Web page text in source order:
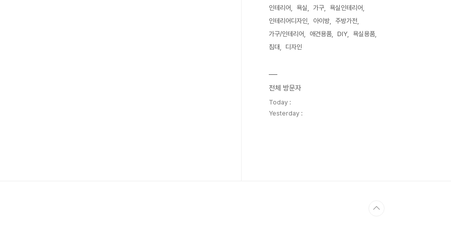
인테리어
욕실 가구
욕실인테리어
인테리어디자인
아이방
주방가전
가구/인테리어
애견용품 DIY
욕실용품
침대
디자인
전체 방문자
Today :
Yesterday :